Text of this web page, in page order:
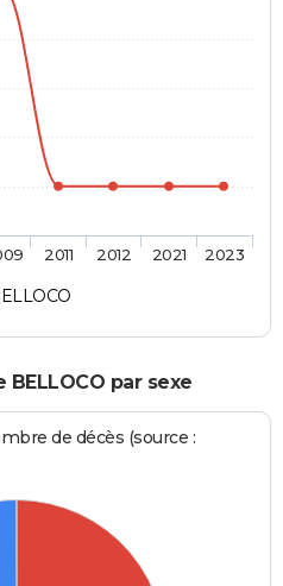
2011 2012 2021 2023
par sexe
de décès (source :